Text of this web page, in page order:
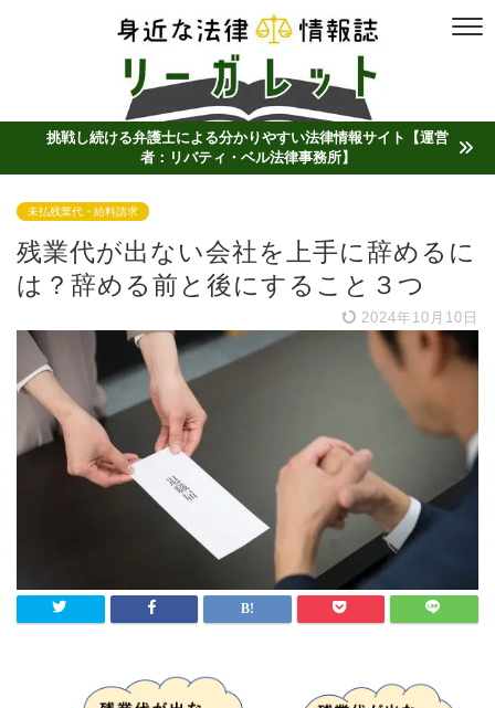
挑戦し続ける弁護士による分かりやすい法律情報サイト【運営
者：リバティ・ベル法律事務所】
未払残業代・給料請求
残業代が出ない会社を上手に辞めるに
は？辞める前と後にすること３つ
2024年10月10日